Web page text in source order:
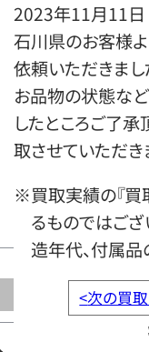
2023年11月11日
石川県のお客様
依頼いただきまし
お品物の状態など
したところご了
取させていただき
※買取実績の『買
るものではござ
造年代、付属品
<次の買